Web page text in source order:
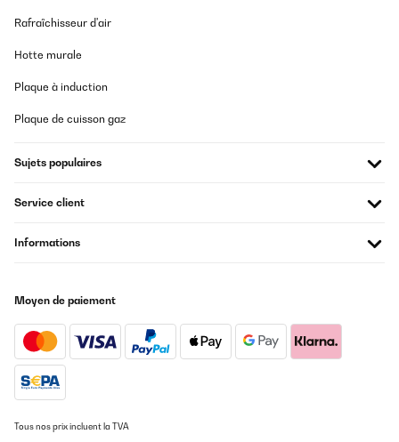
Rafraîchisseur d'air
Hotte murale
Plaque à induction
Plaque de cuisson gaz
Sujets populaires
Service client
Informations
Moyen de paiement
Tous nos prix incluent la TVA